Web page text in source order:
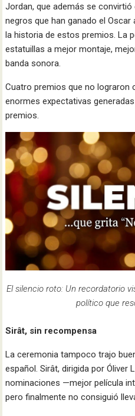
Jordan, que además se
negros que han ganado el
la historia de estos premios. La
estatuillas a mejor montaje,
banda sonora.
Cuatro premios que no lograron
enormes expectativas
premios.
El silencio roto: Un recordatorio
político que
Sirât, sin recompensa
La ceremonia tampoco trajo
español. Sirât, dirigida por Óliver
nominaciones —mejor película
pero finalmente no consiguió